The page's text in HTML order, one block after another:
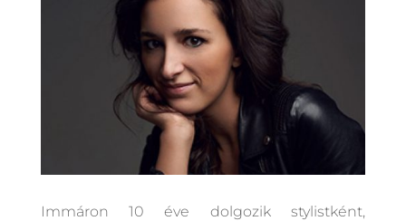
Immáron 10 éve dolgozik stylistként,